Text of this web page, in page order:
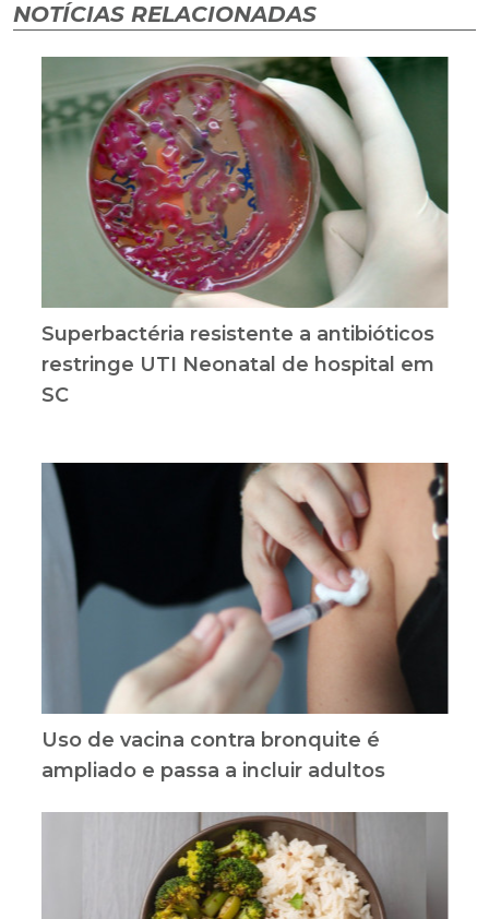
NOTÍCIAS RELACIONADAS
Superbactéria resistente a antibióticos
restringe UTI Neonatal de hospital em
SC
Uso de vacina contra bronquite é
ampliado e passa a incluir adultos